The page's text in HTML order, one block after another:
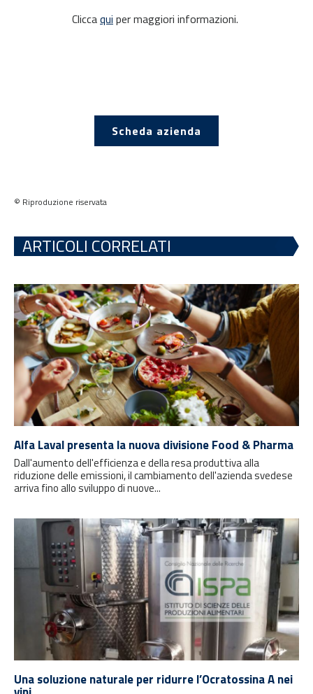
Cliccaqui per maggiori informazioni.
Scheda azienda
© Riproduzione riservata
ARTICOLI CORRELATI
Alfa Laval presenta la nuova divisione Food & Pharma
Dall'aumento dell'efficienza e della resa produttiva alla
riduzione delle emissioni, il cambiamento dell'azienda svedese
arriva fino allo sviluppo di nuove...
Una soluzione naturale per ridurre l’Ocratossina A nei